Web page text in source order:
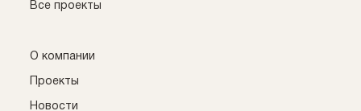
Все проекты
О компании
Проекты
Новости